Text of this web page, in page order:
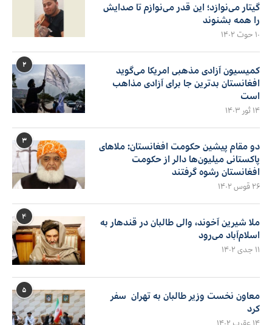
گیتار می‌نوازد؛ این قدر می‌نوازم تا صدایش
را همه بشنوند
۱۰ حوت ۱۴۰۲
۲
کمیسیون آزادی مذهبی امریکا می‌گوید
افغانستان بدترین جا برای آزادی مذاهب
است
۱۴ ثور ۱۴۰۳
۳
دو مقام پیشین حکومت افغانستان: ملاهای
پاکستانی میلیون‌ها دالر از حکومت
افغانستان رشوه گرفتند
۲۶ قوس ۱۴۰۲
۴
ملا شیرین آخوند، والی طالبان در قندهار به
اسلام‌آباد می‌رود
۱۱ جدی ۱۴۰۲
۵
معاون نخست وزیر طالبان به تهران سفر
کرد